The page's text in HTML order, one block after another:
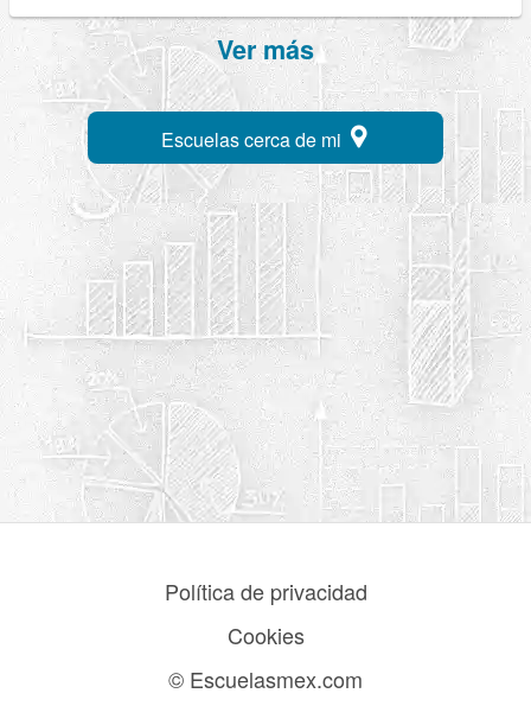
Ver más
Escuelas cerca de mi
Política de privacidad
Cookies
© Escuelasmex.com